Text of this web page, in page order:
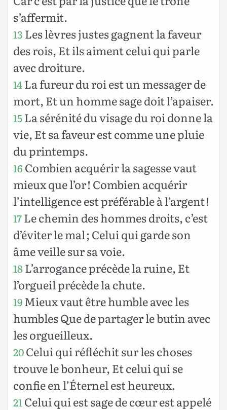
s’affermit.
13 Les lèvres justes gagnent la faveur
des rois, Et ils aiment celui qui parle
avec droiture.
14La fureur du roi est un messager de
mort, Et un homme sage doit l’apaiser.
15La sérénité du visage du roi donne la
vie, Et sa faveur est comme une pluie
du printemps.
16 Combien acquérir la sagesse vaut
mieux que l’or ! Combien acquérir
l’intelligence est préférable à l’argent !
17Le chemin des hommes droits, c’est
d’éviter le mal ; Celui qui garde son
âme veille sur sa voie.
18L’arrogance précède la ruine, Et
l’orgueil précède la chute.
19Mieux vaut être humble avec les
humbles Que de partager le butin avec
les orgueilleux.
20Celui qui réfléchit sur les choses
trouve le bonheur, Et celui qui se
confie en l’Éternel est heureux.
21 Celui qui est sage de cœur est appelé